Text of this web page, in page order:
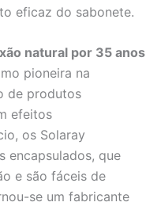
eficaz do sabonete.
natural por 35 anos
pioneira na
de produtos
efeitos
os Solaray
encapsulados, que
e são fáceis de
se um fabricante